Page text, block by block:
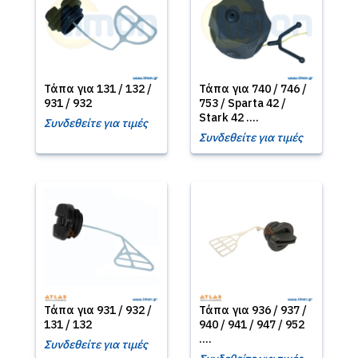
Τάπα για 131 / 132 /
931 / 932
Συνδεθείτε για τιμές
Τάπα για 740 / 746 /
753 / Sparta 42 /
Stark 42 ....
Συνδεθείτε για τιμές
Τάπα για 931 / 932 /
131 / 132
Συνδεθείτε για τιμές
Τάπα για 936 / 937 /
940 / 941 / 947 / 952
....